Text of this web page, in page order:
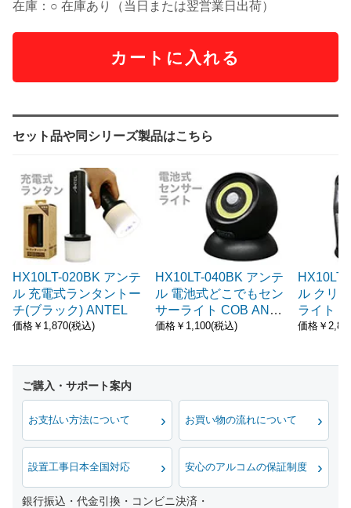
在庫：○ 在庫あり（当日または翌営業日出荷）
カートに入れる
セット品や同シリーズ製品はこちら
HX10LT-020BK アンテ
ル 充電式ランタントー
チ(ブラック) ANTEL
価格￥1,870(税込)
HX10LT-040BK アンテ
ル 電池式どこでもセン
サーライト COB ANT
EL
価格￥1,100(税込)
ル クリ
ライト
ANTEL
価格￥
お支払い方法について お買い物の流れについて
設置工事日本全国対応 安心のアルコムの保証制度
銀行振込・代金引換・コンビニ決済・